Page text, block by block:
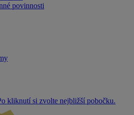
povinnosti
kliknutí si zvolte nejbližší pobočku.